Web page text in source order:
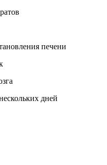
печени
дней